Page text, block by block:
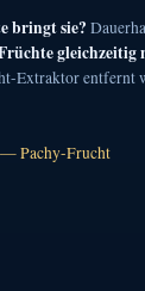
bringt sie?
gleichzeitig
Extraktor entfernt
— Pachy-Frucht